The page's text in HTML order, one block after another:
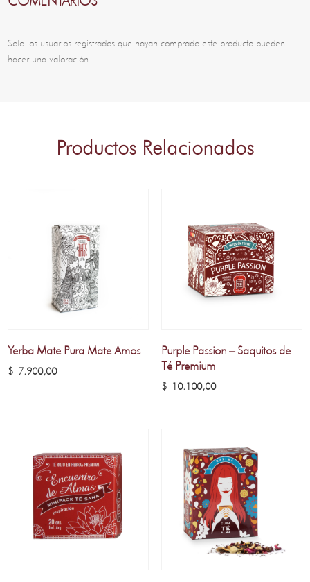
Solo los usuarios registrados que hayan comprado este producto pueden
hacer una valoración.
Productos Relacionados
Yerba Mate Pura Mate Amos
$ 7.900,00
Purple Passion – Saquitos de
Té Premium
$10.100,00